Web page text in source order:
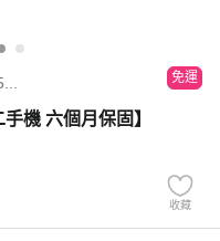
免運
機 六個月保固】
收藏